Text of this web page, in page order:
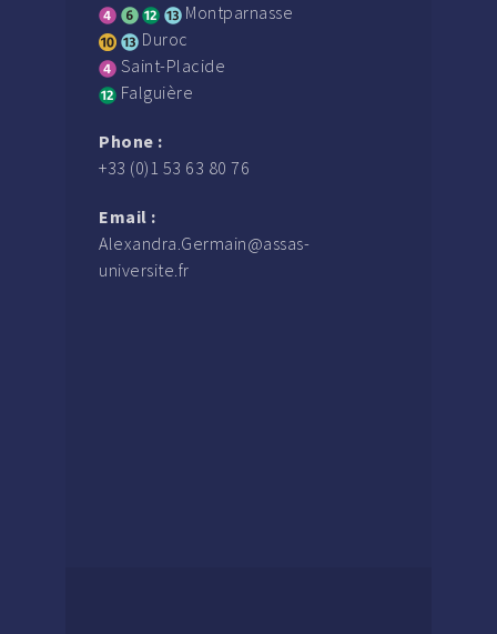
Montparnasse
Duroc
Saint-Placide
Falguière
Phone :
+33 (0)1 53 63 80 76
Email :
Alexandra.Germain@assas-
universite.fr